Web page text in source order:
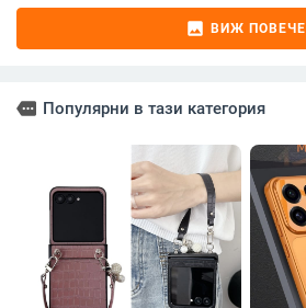
image ВИЖ ПОВЕЧЕ
more Популярни в тази категория